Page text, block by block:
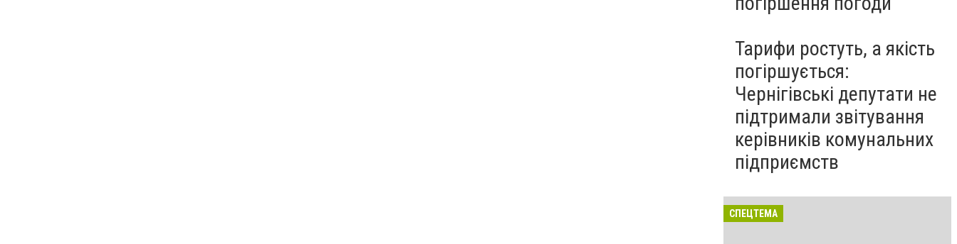
Тарифи ростуть, а якість
погіршується:
Чернігівські депутати не
підтримали звітування
керівників комунальних
підприємств
СПЕЦТЕМА